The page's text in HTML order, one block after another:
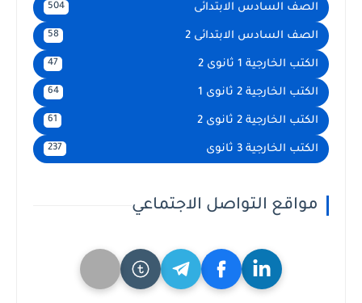
الصف السادس الابتدائى 504
الصف السادس الابتدائى 2 58
الكتب الخارجية 1 ثانوى 2 47
الكتب الخارجية 2 ثانوى 1 64
الكتب الخارجية 2 ثانوى 2 61
الكتب الخارجية 3 ثانوى 237
مواقع التواصل الاجتماعي